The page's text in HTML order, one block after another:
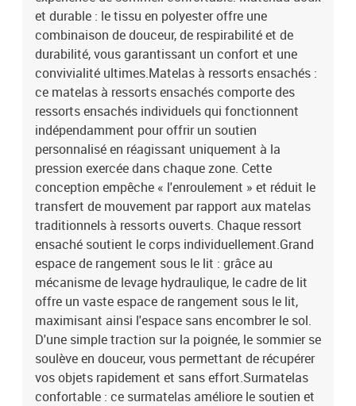
contient :1 x cadre de lit2 x matelas1 x surmatelas
et durable : le tissu en polyester offre une
combinaison de douceur, de respirabilité et de
durabilité, vous garantissant un confort et une
convivialité ultimes.Matelas à ressorts ensachés :
ce matelas à ressorts ensachés comporte des
ressorts ensachés individuels qui fonctionnent
indépendamment pour offrir un soutien
personnalisé en réagissant uniquement à la
pression exercée dans chaque zone. Cette
conception empêche « l'enroulement » et réduit le
transfert de mouvement par rapport aux matelas
traditionnels à ressorts ouverts. Chaque ressort
ensaché soutient le corps individuellement.Grand
espace de rangement sous le lit : grâce au
mécanisme de levage hydraulique, le cadre de lit
offre un vaste espace de rangement sous le lit,
maximisant ainsi l'espace sans encombrer le sol.
D'une simple traction sur la poignée, le sommier se
soulève en douceur, vous permettant de récupérer
vos objets rapidement et sans effort.Surmatelas
confortable : ce surmatelas améliore le soutien et